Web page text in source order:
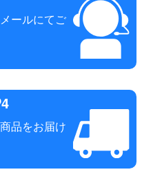
ールにてご
品をお届け